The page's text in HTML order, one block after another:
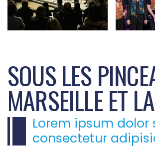
SOUS LES
MARSEILLE ET
Lorem ipsum dolor
consectetur